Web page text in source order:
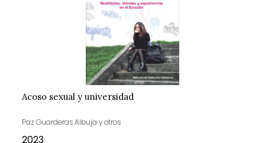
Acoso sexual y universidad
Paz Guarderas Albuja y otros
2023